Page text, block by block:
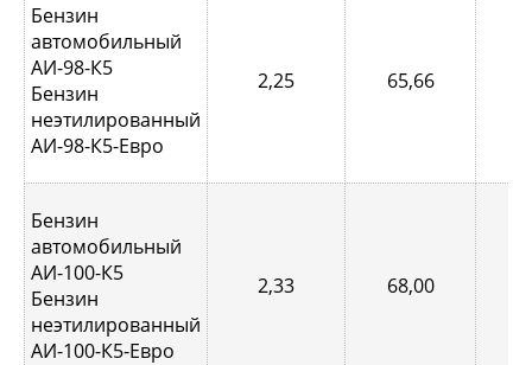
Бензин
автомобильный
АИ-98-К5
Бензин
неэтилированный
АИ-98-К5-Евро
2,25 65,66
Бензин
автомобильный
АИ-100-К5
Бензин
неэтилированный
АИ-100-К5-Евро
2,33 68,00